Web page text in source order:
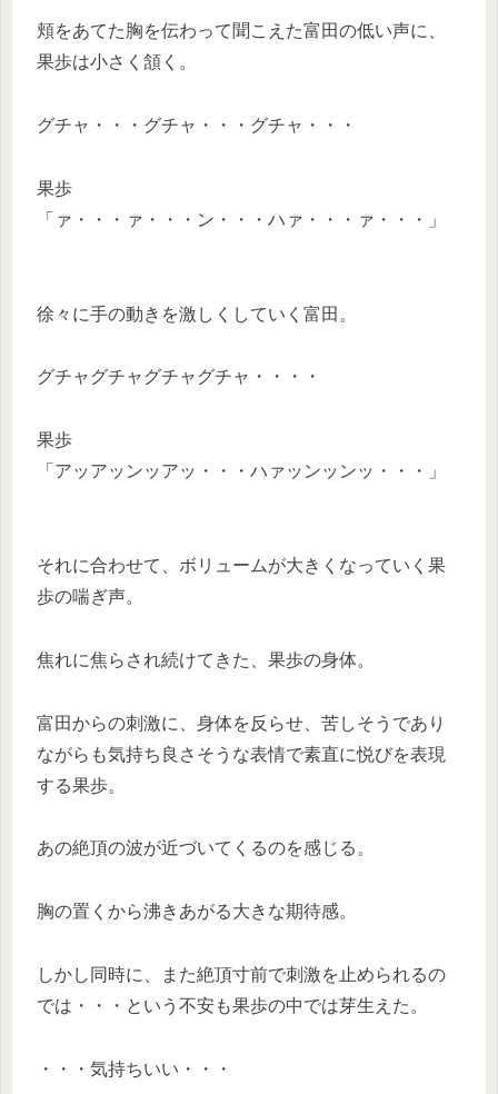
頬をあてた胸を伝わって聞こえた富田の低い声に、
果歩は小さく頷く。
グチャ・・・グチャ・・・グチャ・・・
果歩
「ァ・・・ァ・・・ン・・・ハァ・・・ァ・・・」
徐々に手の動きを激しくしていく富田。
グチャグチャグチャグチャ・・・・
果歩
「アッアッンッアッ・・・ハァッンッンッ・・・」
それに合わせて、ボリュームが大きくなっていく果
歩の喘ぎ声。
焦れに焦らされ続けてきた、果歩の身体。
富田からの刺激に、身体を反らせ、苦しそうであり
ながらも気持ち良さそうな表情で素直に悦びを表現
する果歩。
あの絶頂の波が近づいてくるのを感じる。
胸の置くから沸きあがる大きな期待感。
しかし同時に、また絶頂寸前で刺激を止められるの
では・・・という不安も果歩の中では芽生えた。
・・・気持ちいい・・・